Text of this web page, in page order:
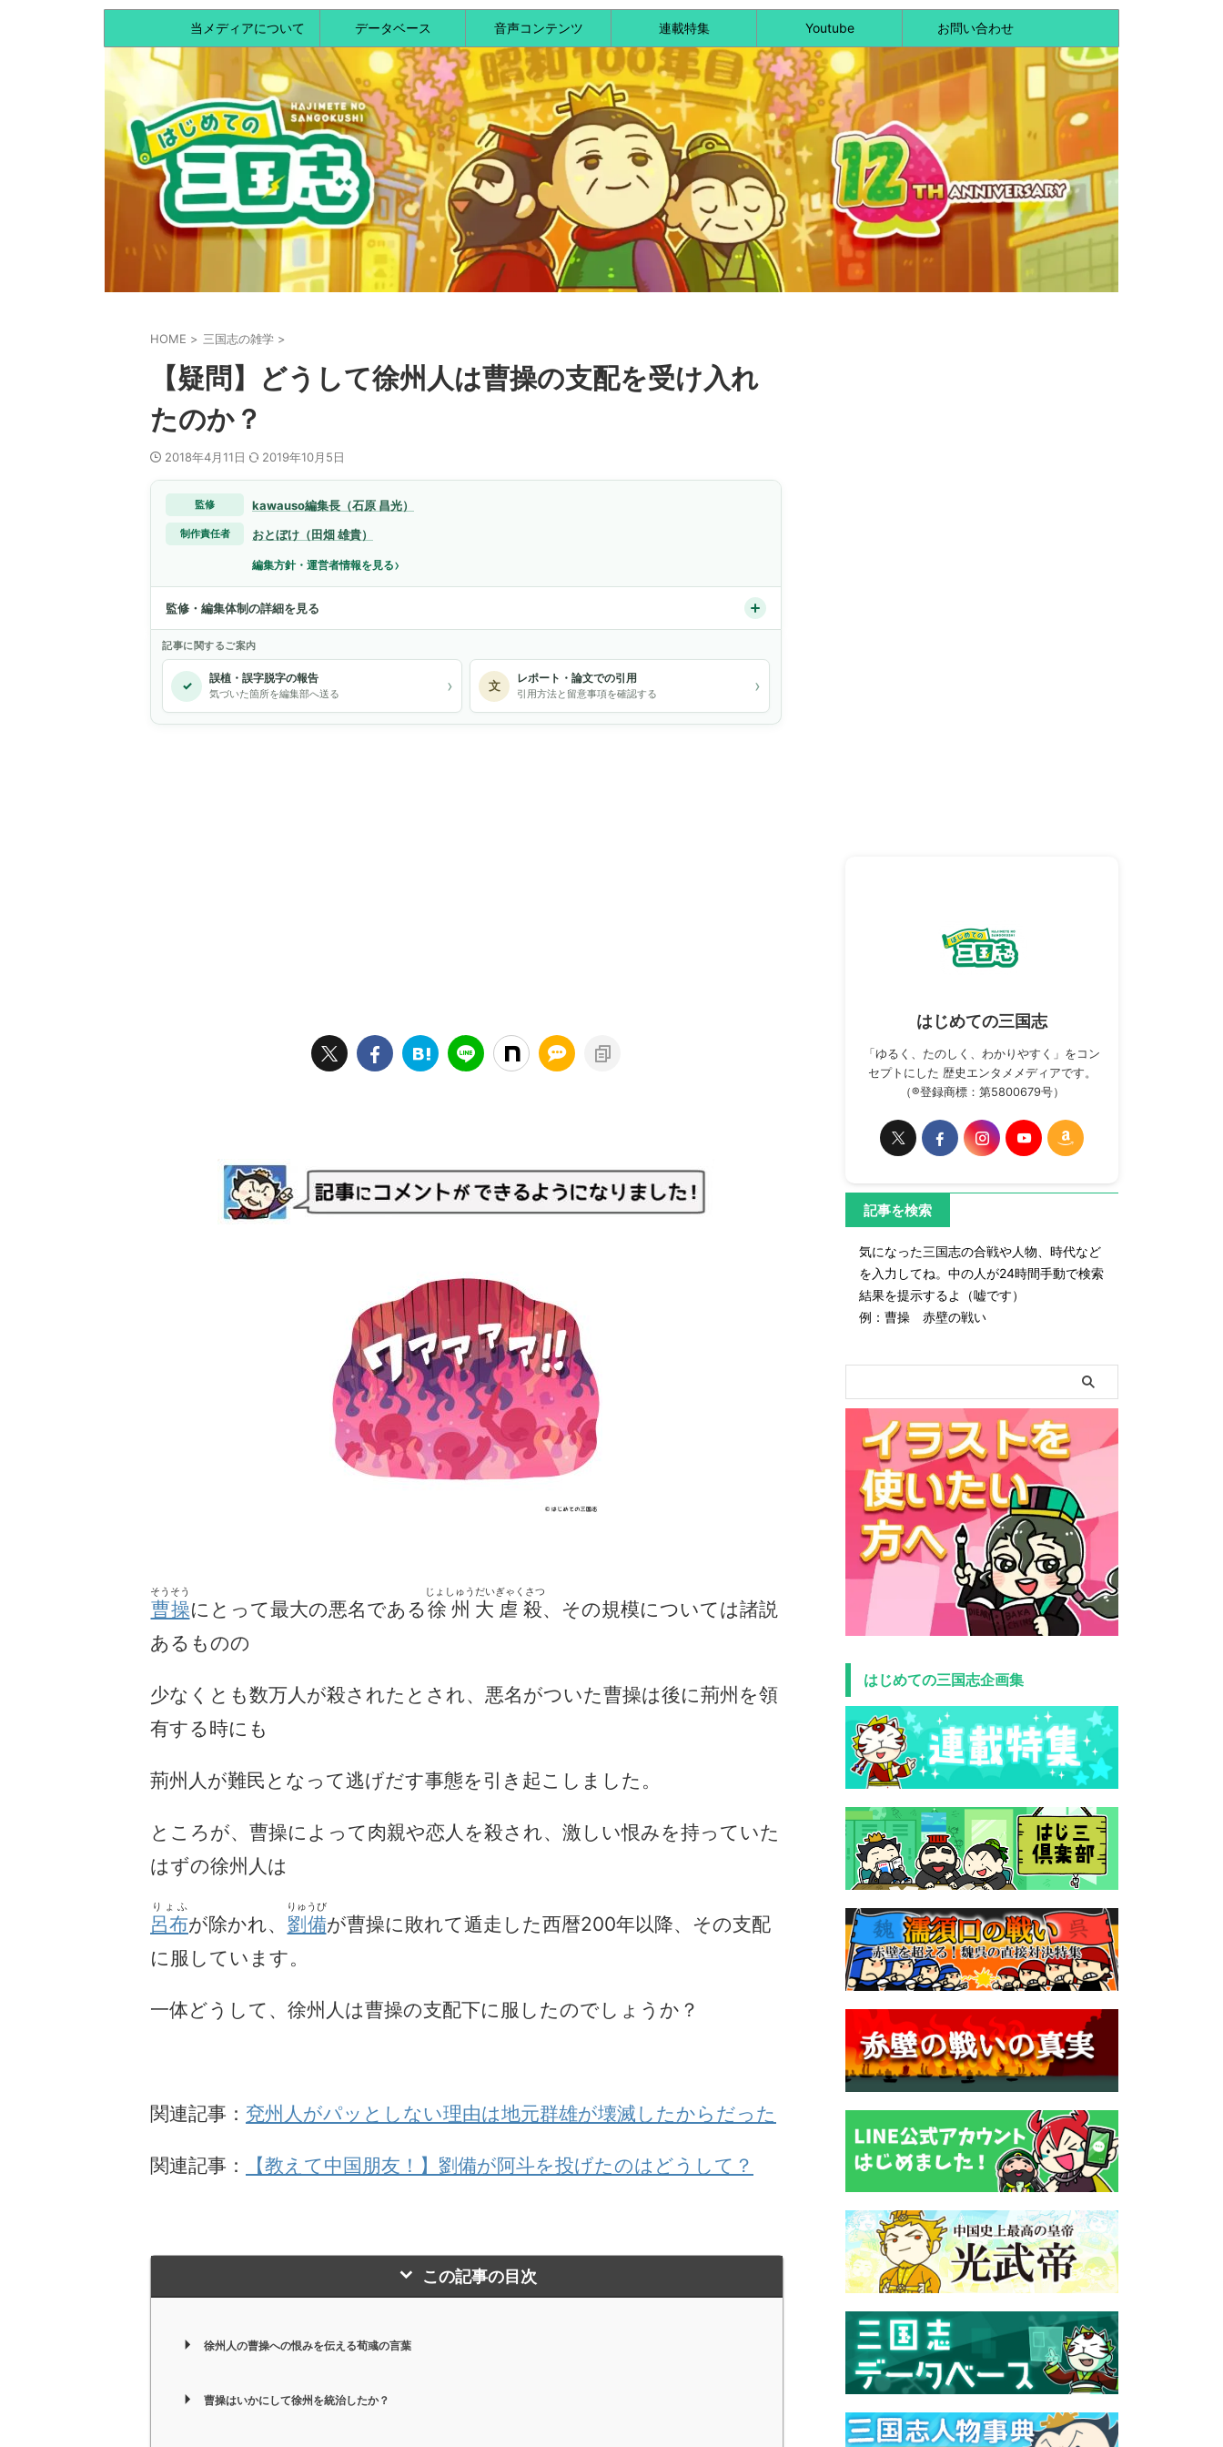
当メディアについて データベース 音声コンテンツ 連載特集 Youtube お問い合わせ
HOME > 三国志の雑学 >
【疑問】どうして徐州人は曹操の支配を受け入れ
たのか？
2018年4月11日 2019年10月5日
監修 kawauso編集長（石原 昌光）
制作責任者 おとぼけ（田畑 雄貴）
編集方針・運営者情報を見る›
監修・編集体制の詳細を見る
記事に関するご案内
✓ 誤植・誤字脱字の報告
気づいた箇所を編集部へ送る › 文 レポート・論文での引用
引用方法と留意事項を確認する ›
曹操
そうそう
にとって最大の悪名である徐州大虐殺
じょしゅうだいぎゃくさつ
、その規模については諸説
あるものの
少なくとも数万人が殺されたとされ、悪名がついた曹操は後に荊州を領
有する時にも
荊州人が難民となって逃げだす事態を引き起こしました。
ところが、曹操によって肉親や恋人を殺され、激しい恨みを持っていた
はずの徐州人は
呂布
りょふ
が除かれ、 劉備
りゅうび
が曹操に敗れて遁走した西暦200年以降、その支配
に服しています。
一体どうして、徐州人は曹操の支配下に服したのでしょうか？
関連記事： 兗州人がパッとしない理由は地元群雄が壊滅したからだった
関連記事： 【教えて中国朋友！】劉備が阿斗を投げたのはどうして？
この記事の目次
徐州人の曹操への恨みを伝える荀彧の言葉
曹操はいかにして徐州を統治したか？
はじめての三国志
「ゆるく、たのしく、わかりやすく」をコン
セプトにした 歴史エンタメメディアです。
（®登録商標：第5800679号）
記事を検索
気になった三国志の合戦や人物、時代など
を入力してね。中の人が24時間手動で検索
結果を提示するよ（嘘です）
例：曹操 赤壁の戦い
はじめての三国志企画集